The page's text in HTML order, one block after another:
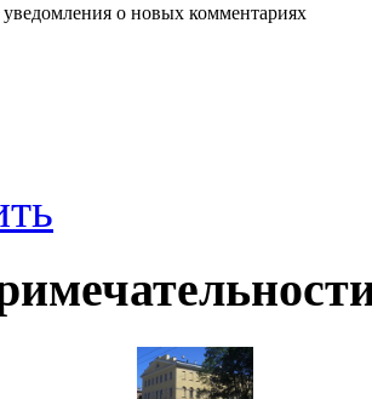
о новых комментариях